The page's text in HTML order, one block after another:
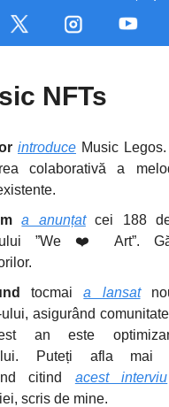
NFTs
introduce Music
colaborativă a
a anunțatcei 188 de
”We ❤️ Art”.
tocmaia lansat
asigurând
an este
Puteți afla mai
citind acest interviu
scris de mine.